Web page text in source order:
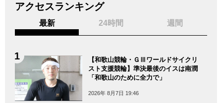
アクセスランキング
最新 24時間 週間
【和歌山競輪・ＧⅢワールドサイクリ
スト支援競輪】準決最後のイスは南潤
「和歌山のために全力で」
2026年 8月7日 19:46